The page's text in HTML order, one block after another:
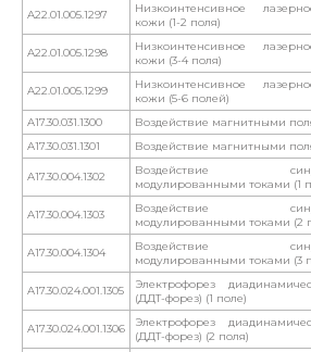
A22.01.005.1297
Низкоинтенсивное
кожи (1-2 поля)
A22.01.005.1298
Низкоинтенсивное
кожи (3-4 поля)
A22.01.005.1299
Низкоинтенсивное
кожи (5-6 полей)
A17.30.031.1300 Воздействие магнитными
A17.30.031.1301
Воздействие магнитными
A17.30.004.1302
Воздействие
модулированными токами (1
A17.30.004.1303
Воздействие
модулированными токами (2
A17.30.004.1304
Воздействие
модулированными токами (3
A17.30.024.001.1305
Электрофорез
(ДДТ-форез) (1 поле)
A17.30.024.001.1306
Электрофорез
(ДДТ-форез) (2 поля)